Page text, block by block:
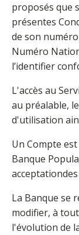
proposés que
présentes
de son
Numéro
l’identifier
L'accès au
au préalable,
d'utilisation
Un Compte
Banque
La Banque se
modifier, à
l'évolution de